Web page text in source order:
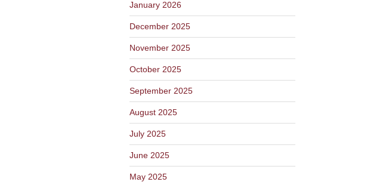
January 2026
December 2025
November 2025
October 2025
September 2025
August 2025
July 2025
June 2025
May 2025